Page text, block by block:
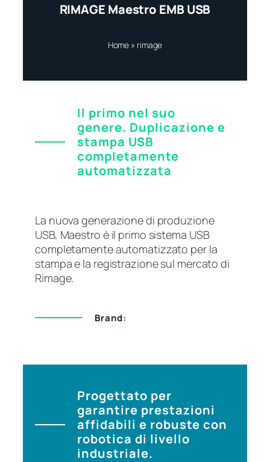
RIMAGE Maestro EMB USB
Home » rimage
Il primo nel suo
genere. Duplicazione e
stampa USB
completamente
automatizzata
La nuova generazione di produzione
USB, Maestro è il primo sistema USB
completamente automatizzato per la
stampa e la registrazione sul mercato di
Rimage.
Brand:
Progettato per
garantire prestazioni
affidabili e robuste con
robotica di livello
industriale.